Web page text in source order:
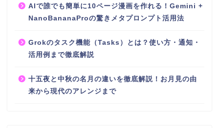
AIで誰でも簡単に10ページ漫画を作れる！Gemini +
NanoBananaProの驚きメタプロンプト活用法
Grokのタスク機能（Tasks）とは？使い方・通知・
活用例まで徹底解説
十五夜と中秋の名月の違いを徹底解説！お月見の由
来から現代のアレンジまで